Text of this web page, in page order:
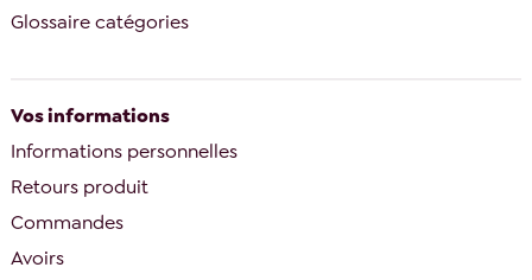
Glossaire catégories
Vos informations
Informations personnelles
Retours produit
Commandes
Avoirs